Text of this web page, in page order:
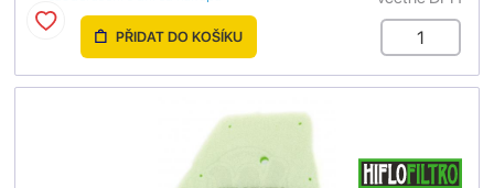
PŘIDAT DO KOŠÍKU